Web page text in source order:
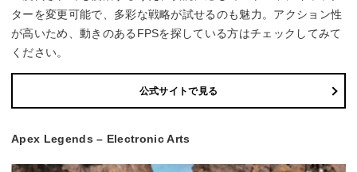
ターを変更可能で、多彩な戦略が試せるのも魅力。アクション性
が高いため、動きのあるFPSを探している方はチェックしてみて
ください。
公式サイトで見る
Apex Legends – Electronic Arts